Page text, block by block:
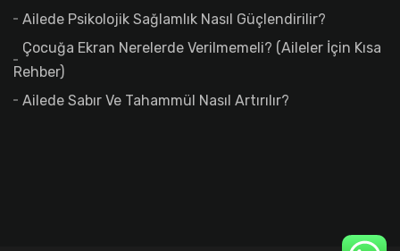
Ailede Psikolojik Sağlamlık Nasıl Güçlendirilir?
Çocuğa Ekran Nerelerde Verilmemeli? (Aileler İçin Kısa
Rehber)
Ailede Sabır Ve Tahammül Nasıl Artırılır?